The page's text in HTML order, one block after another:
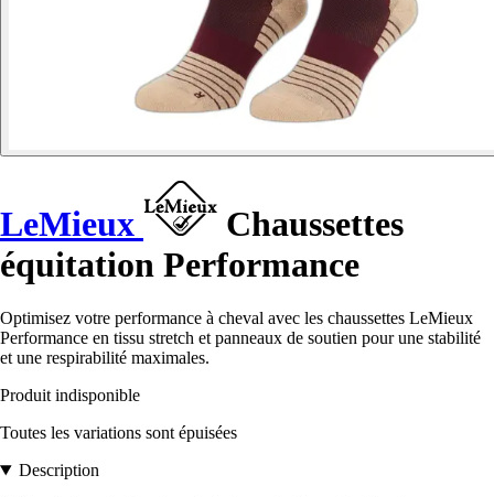
LeMieux
Chaussettes
équitation Performance
Optimisez votre performance à cheval avec les chaussettes LeMieux
Performance en tissu stretch et panneaux de soutien pour une stabilité
et une respirabilité maximales.
Produit indisponible
Toutes les variations sont épuisées
Description